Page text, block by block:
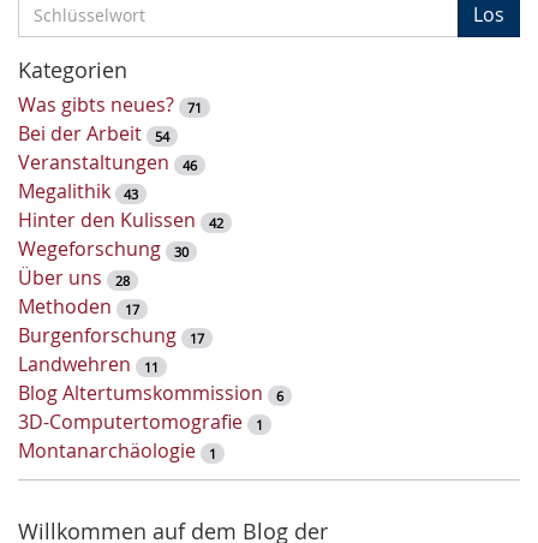
c
h
l
ü
s
s
e
l
w
o
r
t
-
S
u
c
e
Los
Kategorien
Was gibts neues? 71
Bei der Arbeit 54
Veranstaltungen 46
Megalithik 43
Hinter den Kulissen 42
Wegeforschung 30
Über uns 28
Methoden 17
Burgenforschung 17
Landwehren 11
Blog Altertumskommission 6
3D-Computertomografie 1
Montanarchäologie 1
Willkommen auf dem Blog der